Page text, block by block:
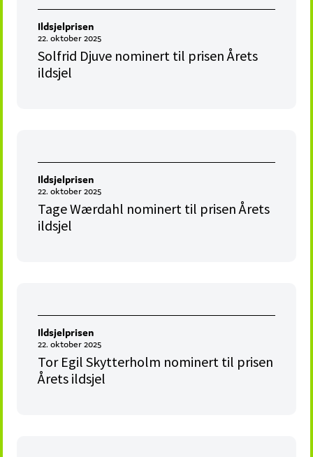
Ildsjelprisen
22. oktober 2025
Solfrid Djuve nominert til prisen Årets
ildsjel
Ildsjelprisen
22. oktober 2025
Tage Wærdahl nominert til prisen Årets
ildsjel
Ildsjelprisen
22. oktober 2025
Tor Egil Skytterholm nominert til prisen
Årets ildsjel